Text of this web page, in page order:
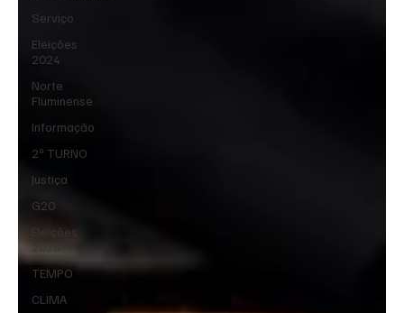
Serviço
Eleições
2024
Norte
Fluminense
Informação
2º TURNO
Justiça
G20
Eleições
2026
TEMPO
CLIMA